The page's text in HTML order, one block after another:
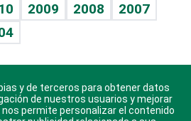
2009 2008
2007
para Android, iOS y
Huawei.
y de terceros para obtener datos
de nuestros usuarios y mejorar
permite personalizar el contenido